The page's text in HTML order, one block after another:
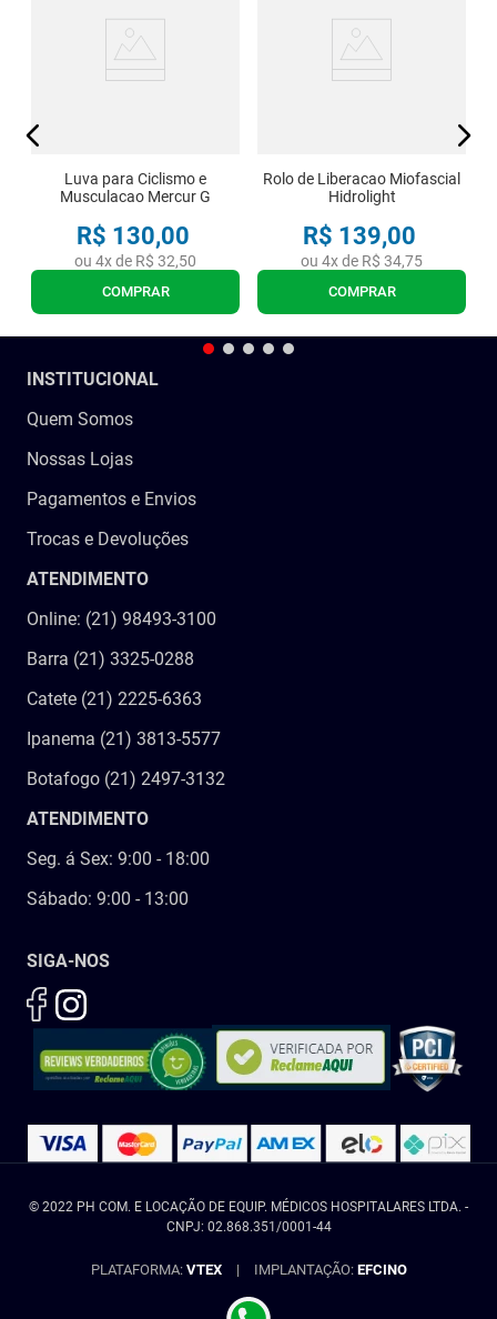
Luva para Ciclismo e
Musculacao Mercur G
R$ 130,00
ou 4x de R$ 32,50
COMPRAR
Rolo de Liberacao Miofascial
Hidrolight
R$ 139,00
ou 4x de R$ 34,75
COMPRAR
INSTITUCIONAL
Quem Somos
Nossas Lojas
Pagamentos e Envios
Trocas e Devoluções
ATENDIMENTO
Online: (21) 98493-3100
Barra (21) 3325-0288
Catete (21) 2225-6363
Ipanema (21) 3813-5577
Botafogo (21) 2497-3132
ATENDIMENTO
Seg. á Sex: 9:00 - 18:00
Sábado: 9:00 - 13:00
SIGA-NOS
© 2022 PH COM. E LOCAÇÃO DE EQUIP. MÉDICOS HOSPITALARES LTDA. -
CNPJ: 02.868.351/0001-44
PLATAFORMA: VTEX | IMPLANTAÇÃO: EFCINO